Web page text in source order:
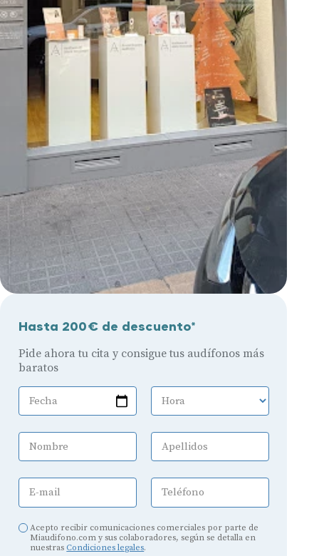
Hasta 200€ de descuento*
Pide ahora tu cita y consigue tus audífonos más
baratos
Fecha Hora
Nombre Apellidos
E-mail Teléfono
Acepto recibir comunicaciones comerciales por parte de
Miaudifono.com y sus colaboradores, según se detalla en
nuestras Condiciones legales.